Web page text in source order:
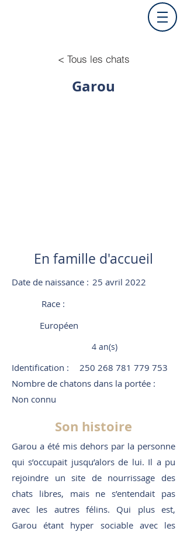
< Tous les chats
Garou
En famille d'accueil
Date de naissance :25 avril 2022
Race :
Européen
4 an(s)
Identification :
250 268 781 779 753
Nombre de chatons dans la portée :
Non connu
Son histoire
Garou a été mis dehors par la personne
qui s’occupait jusqu’alors de lui. Il a pu
rejoindre un site de nourrissage des
chats libres, mais ne s’entendait pas
avec les autres félins. Qui plus est,
Garou étant hyper sociable avec les